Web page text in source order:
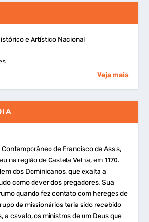
e Artístico Nacional
Veja mais
Contemporâneo de Francisco de Assis,
na região de Castela Velha, em 1170.
dos Dominicanos, que exalta a
como dever dos pregadores. Sua
quando fez contato com hereges de
de missionários teria sido recebido
a cavalo, os ministros de um Deus que